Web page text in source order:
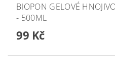
BIOPON GELOVÉ
- 500ML
99 Kč